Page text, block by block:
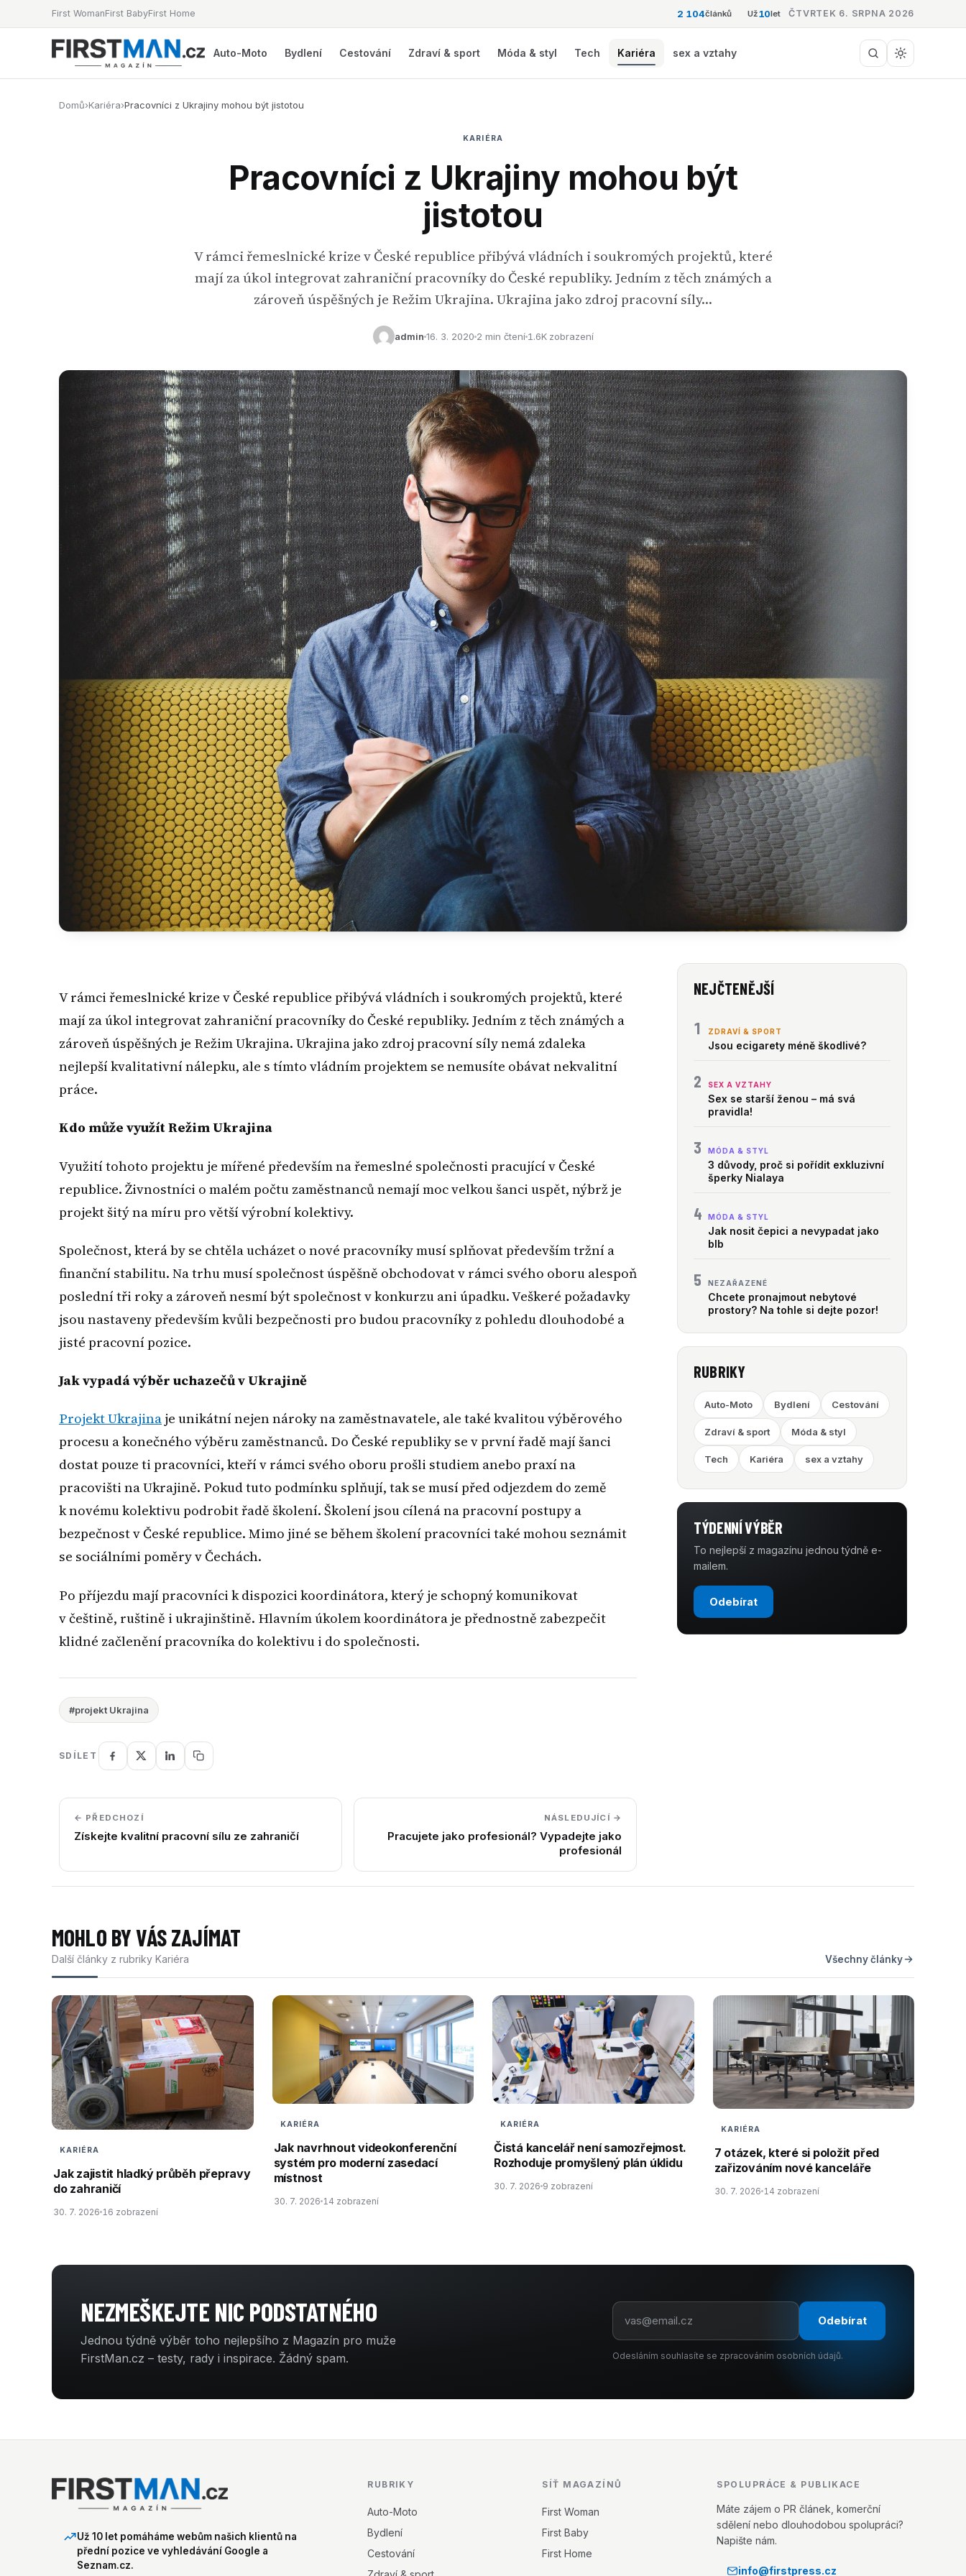
First WomanFirst BabyFirst Home 2 104článků Už10let ČTVRTEK 6. SRPNA 2026
Auto-Moto Bydlení Cestování Zdraví & sport Móda & styl Tech Kariéra sex a vztahy
Domů›Kariéra›Pracovníci z Ukrajiny mohou být jistotou
KARIÉRA
Pracovníci z Ukrajiny mohou být
jistotou
V rámci řemeslnické krize v České republice přibývá vládních i soukromých projektů, které
mají za úkol integrovat zahraniční pracovníky do České republiky. Jedním z těch známých a
zároveň úspěšných je Režim Ukrajina. Ukrajina jako zdroj pracovní síly…
admin 16. 3. 2020 2 min čtení1.6K zobrazení
V rámci řemeslnické krize v České republice přibývá vládních i soukromých projektů, které
mají za úkol integrovat zahraniční pracovníky do České republiky. Jedním z těch známých a
zároveň úspěšných je Režim Ukrajina. Ukrajina jako zdroj pracovní síly nemá zdaleka
nejlepší kvalitativní nálepku, ale s tímto vládním projektem se nemusíte obávat nekvalitní
práce.
Kdo může využít Režim Ukrajina
Využití tohoto projektu je mířené především na řemeslné společnosti pracující v České
republice. Živnostníci o malém počtu zaměstnanců nemají moc velkou šanci uspět, nýbrž je
projekt šitý na míru pro větší výrobní kolektivy.
Společnost, která by se chtěla ucházet o nové pracovníky musí splňovat především tržní a
finanční stabilitu. Na trhu musí společnost úspěšně obchodovat v rámci svého oboru alespoň
poslední tři roky a zároveň nesmí být společnost v konkurzu ani úpadku. Veškeré požadavky
jsou nastaveny především kvůli bezpečnosti pro budou pracovníky z pohledu dlouhodobé a
jisté pracovní pozice.
Jak vypadá výběr uchazečů v Ukrajině
Projekt Ukrajina je unikátní nejen nároky na zaměstnavatele, ale také kvalitou výběrového
procesu a konečného výběru zaměstnanců. Do České republiky se v první řadě mají šanci
dostat pouze ti pracovníci, kteří v rámci svého oboru prošli studiem anebo praxí na
pracovišti na Ukrajině. Pokud tuto podmínku splňují, tak se musí před odjezdem do země
k novému kolektivu podrobit řadě školení. Školení jsou cílená na pracovní postupy a
bezpečnost v České republice. Mimo jiné se během školení pracovníci také mohou seznámit
se sociálními poměry v Čechách.
Po příjezdu mají pracovníci k dispozici koordinátora, který je schopný komunikovat
v češtině, ruštině i ukrajinštině. Hlavním úkolem koordinátora je přednostně zabezpečit
klidné začlenění pracovníka do kolektivu i do společnosti.
#projekt Ukrajina
SDÍLET
← PŘEDCHOZÍ
Získejte kvalitní pracovní sílu ze zahraničí
NÁSLEDUJÍCÍ →
Pracujete jako profesionál? Vypadejte jako
profesionál
NEJČTENĚJŠÍ
1 ZDRAVÍ & SPORT
Jsou ecigarety méně škodlivé?
2 SEX A VZTAHY
Sex se starší ženou – má svá
pravidla!
3 MÓDA & STYL
3 důvody, proč si pořídit exkluzivní
šperky Nialaya
4 MÓDA & STYL
Jak nosit čepici a nevypadat jako
blb
5 NEZAŘAZENÉ
Chcete pronajmout nebytové
prostory? Na tohle si dejte pozor!
RUBRIKY
Auto-Moto Bydlení Cestování
Zdraví & sport Móda & styl
Tech Kariéra sex a vztahy
TÝDENNÍ VÝBĚR
To nejlepší z magazínu jednou týdně e-
mailem.
Odebírat
MOHLO BY VÁS ZAJÍMAT
Další články z rubriky Kariéra Všechny články
KARIÉRA
Jak zajistit hladký průběh přepravy
do zahraničí
30. 7. 2026 16 zobrazení
KARIÉRA
Jak navrhnout videokonferenční
systém pro moderní zasedací
místnost
30. 7. 2026 14 zobrazení
KARIÉRA
Čistá kancelář není samozřejmost.
Rozhoduje promyšlený plán úklidu
30. 7. 2026 9 zobrazení
KARIÉRA
7 otázek, které si položit před
zařizováním nové kanceláře
30. 7. 2026 14 zobrazení
NEZMEŠKEJTE NIC PODSTATNÉHO
Jednou týdně výběr toho nejlepšího z Magazín pro muže
FirstMan.cz – testy, rady i inspirace. Žádný spam.
Odebírat
Odesláním souhlasíte se zpracováním osobních údajů.
Už 10 let pomáháme webům našich klientů na
přední pozice ve vyhledávání Google a
Seznam.cz.
RUBRIKY
Auto-Moto
Bydlení
Cestování
SÍŤ MAGAZÍNŮ
First Woman
First Baby
First Home
SPOLUPRÁCE & PUBLIKACE
Máte zájem o PR článek, komerční
sdělení nebo dlouhodobou spolupráci?
Napište nám.
info@firstpress.cz